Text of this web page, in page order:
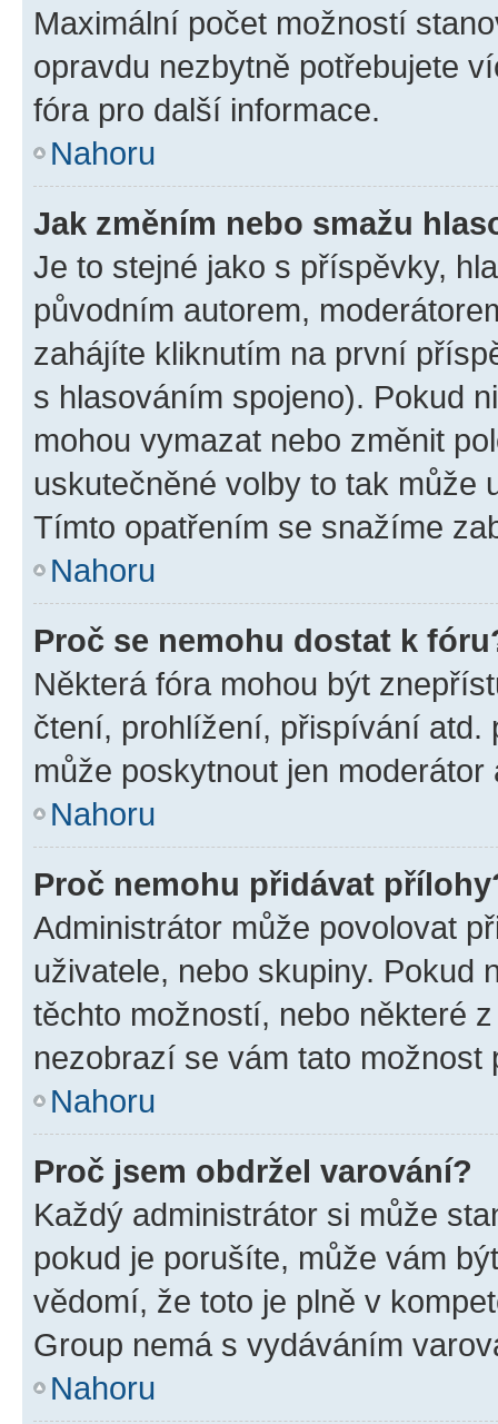
Maximální počet možností
opravdu nezbytně potřebujete
fóra pro další informace.
Nahoru
Jak změním nebo smažu
Je to stejné jako s příspěvky,
původním autorem,
zahájíte kliknutím na první
s hlasováním spojeno). Pokud
mohou vymazat nebo změnit
uskutečněné volby to tak může
Tímto opatřením se snažíme
Nahoru
Proč se nemohu dostat k
Některá fóra mohou být
čtení, prohlížení, přispívání atd.
může poskytnout jen
Nahoru
Proč nemohu přidávat
Administrátor může povolovat
uživatele, nebo skupiny. Pokud
těchto možností, nebo některé
nezobrazí se vám tato
Nahoru
Proč jsem obdržel varování?
Každý administrátor si může
pokud je porušíte, může vám
vědomí, že toto je plně v
Group nemá s vydáváním
Nahoru